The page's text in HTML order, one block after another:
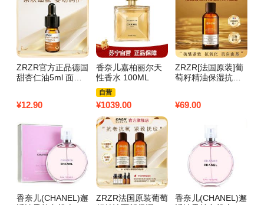
ZRZR官方正品德国
甜杏仁油5ml 面部
¥12.90
香奈儿嘉柏丽尔天
性香水 100ML
自营
¥1039.00
ZRZR[法国原装]葡
萄籽精油保湿抗皱
ml*1瓶
¥69.00
香奈儿(CHANEL)邂
ZRZR法国原装葡萄
香奈儿(CHANEL)邂